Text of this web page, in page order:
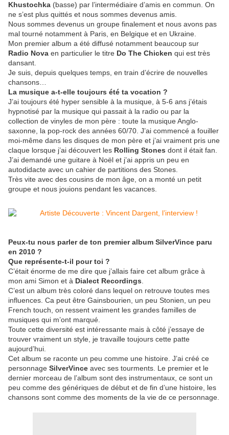
Khustochka (basse) par l’intermédiaire d’amis en commun. On
ne s’est plus quittés et nous sommes devenus amis.
Nous sommes devenus un groupe finalement et nous avons pas
mal tourné notamment à Paris, en Belgique et en Ukraine.
Mon premier album a été diffusé notamment beaucoup sur
Radio Nova en particulier le titre Do The Chicken qui est très
dansant.
Je suis, depuis quelques temps, en train d’écrire de nouvelles
chansons…
La musique a-t-elle toujours été ta vocation ?
J’ai toujours été hyper sensible à la musique, à 5-6 ans j’étais
hypnotisé par la musique qui passait à la radio ou par la
collection de vinyles de mon père : toute la musique Anglo-
saxonne, la pop-rock des années 60/70. J’ai commencé a fouiller
moi-même dans les disques de mon père et j’ai vraiment pris une
claque lorsque j’ai découvert les Rolling Stones dont il était fan.
J’ai demandé une guitare à Noël et j’ai appris un peu en
autodidacte avec un cahier de partitions des Stones.
Très vite avec des cousins de mon âge, on a monté un petit
groupe et nous jouions pendant les vacances.
Peux-tu nous parler de ton premier album SilverVince paru
en 2010 ?
Que représente-t-il pour toi ?
C’était énorme de me dire que j’allais faire cet album grâce à
mon ami Simon et à Dialect Recordings
C’est un album très coloré dans lequel on retrouve toutes mes
influences. Ca peut être Gainsbourien, un peu Stonien, un peu
French touch, on ressent vraiment les grandes familles de
musiques qui m’ont marqué.
Toute cette diversité est intéressante mais à côté j’essaye de
trouver vraiment un style, je travaille toujours cette patte
aujourd’hui.
Cet album se raconte un peu comme une histoire. J’ai créé ce
personnage SilverVince avec ses tourments. Le premier et le
dernier morceau de l’album sont des instrumentaux, ce sont un
peu comme des génériques de début et de fin d’une histoire, les
chansons sont comme des moments de la vie de ce personnage.